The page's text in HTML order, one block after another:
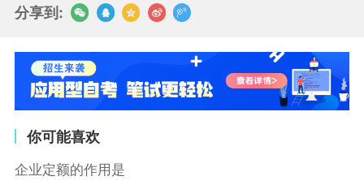
分享到:
你可能喜欢
企业定额的作用是